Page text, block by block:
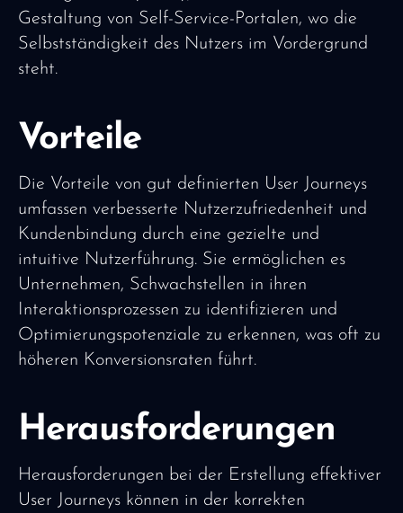
Gestaltung von Self-Service-Portalen, wo die
Selbstständigkeit des Nutzers im Vordergrund
steht.
Vorteile
Die Vorteile von gut definierten User Journeys
umfassen verbesserte Nutzerzufriedenheit und
Kundenbindung durch eine gezielte und
intuitive Nutzerführung. Sie ermöglichen es
Unternehmen, Schwachstellen in ihren
Interaktionsprozessen zu identifizieren und
Optimierungspotenziale zu erkennen, was oft zu
höheren Konversionsraten führt.
Herausforderungen
Herausforderungen bei der Erstellung effektiver
User Journeys können in der korrekten